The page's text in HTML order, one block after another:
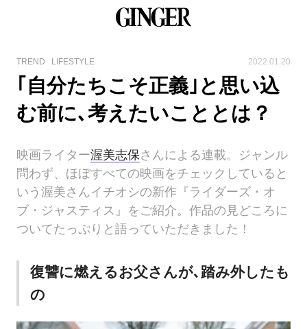
TREND LIFESTYLE 2022.01.20
｢自分たちこそ正義｣と思い込
む前に､考えたいこととは？
映画ライター渥美志保さんによる連載。ジャンル
問わず、ほぼすべての映画をチェックしていると
いう渥美さんイチオシの新作『ライダーズ・オ
ブ・ジャスティス』をご紹介。作品の見どころに
ついてたっぷりと語っていただきました！
復讐に燃えるお父さんが､踏み外したも
の